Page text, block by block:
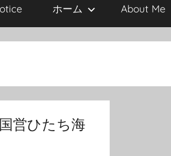
ホーム About Me
営ひたち海